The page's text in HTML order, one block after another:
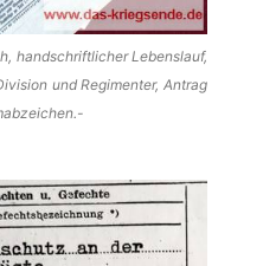
handschriftlicher Lebenslauf,
und Regimenter, Antrag